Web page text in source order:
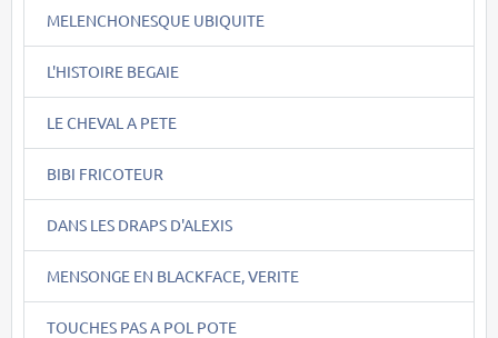
MELENCHONESQUE UBIQUITE
L'HISTOIRE BEGAIE
LE CHEVAL A PETE
BIBI FRICOTEUR
DANS LES DRAPS D'ALEXIS
MENSONGE EN BLACKFACE, VERITE
TOUCHES PAS A POL POTE